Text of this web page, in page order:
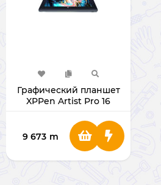
Графический планшет
XPPen Artist Pro 16
9 673 m